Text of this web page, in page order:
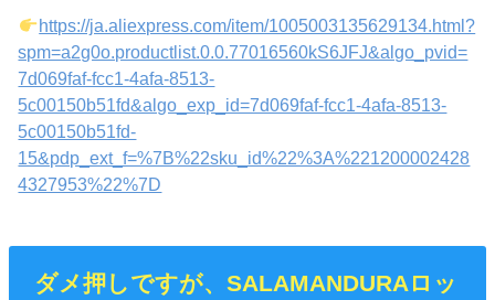
https://ja.aliexpress.com/item/1005003135629134.html?
spm=a2g0o.productlist.0.0.77016560kS6JFJ&algo_pvid=
7d069faf-fcc1-4afa-8513-
5c00150b51fd&algo_exp_id=7d069faf-fcc1-4afa-8513-
5c00150b51fd-
15&pdp_ext_f=%7B%22sku_id%22%3A%221200002428
4327953%22%7D
ダメ押しですが、SALAMANDURAロッ